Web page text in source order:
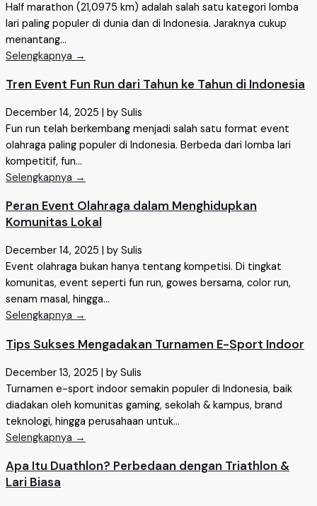
Half marathon (21,0975 km) adalah salah satu kategori lomba
lari paling populer di dunia dan di Indonesia. Jaraknya cukup
menantang...
Selengkapnya →
Tren Event Fun Run dari Tahun ke Tahun di Indonesia
December 14, 2025
by Sulis
Fun run telah berkembang menjadi salah satu format event
olahraga paling populer di Indonesia. Berbeda dari lomba lari
kompetitif, fun...
Selengkapnya →
Peran Event Olahraga dalam Menghidupkan
Komunitas Lokal
December 14, 2025
by Sulis
Event olahraga bukan hanya tentang kompetisi. Di tingkat
komunitas, event seperti fun run, gowes bersama, color run,
senam masal, hingga...
Selengkapnya →
Tips Sukses Mengadakan Turnamen E-Sport Indoor
December 13, 2025 | by Sulis
Turnamen e-sport indoor semakin populer di Indonesia, baik
diadakan oleh komunitas gaming, sekolah & kampus, brand
teknologi, hingga perusahaan untuk...
Selengkapnya →
Apa Itu Duathlon? Perbedaan dengan Triathlon &
Lari Biasa